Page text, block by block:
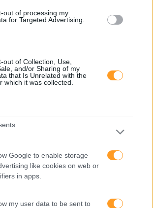
out of processing my
for Targeted Advertising.
out of Collection, Use,
and/or Sharing of my
that Is Unrelated with the
which it was collected.
Google to enable storage
like cookies on web or
in apps.
my user data to be sent to